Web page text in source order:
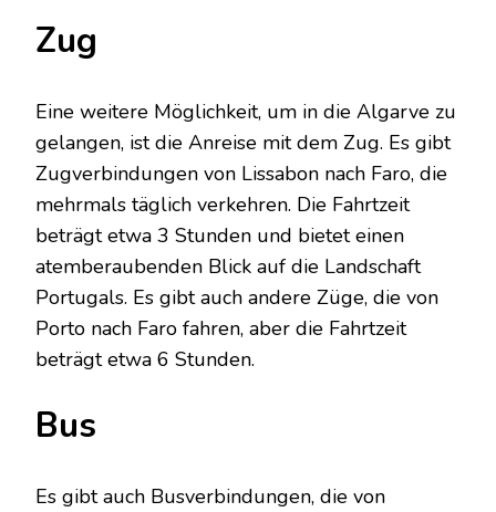
Zug
Eine weitere Möglichkeit, um in die Algarve zu
gelangen, ist die Anreise mit dem Zug. Es gibt
Zugverbindungen von Lissabon nach Faro, die
mehrmals täglich verkehren. Die Fahrtzeit
beträgt etwa 3 Stunden und bietet einen
atemberaubenden Blick auf die Landschaft
Portugals. Es gibt auch andere Züge, die von
Porto nach Faro fahren, aber die Fahrtzeit
beträgt etwa 6 Stunden.
Bus
Es gibt auch Busverbindungen, die von